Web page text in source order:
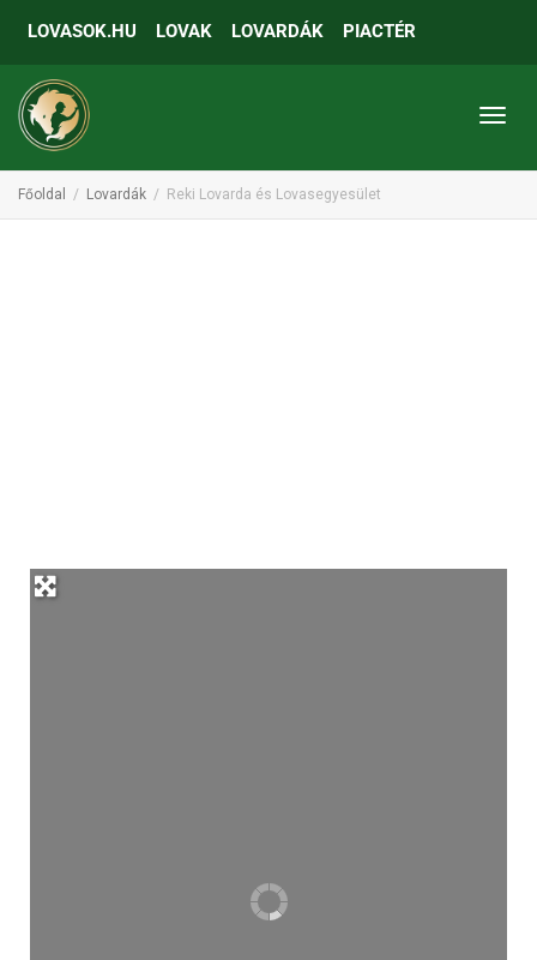
LOVASOK.HU LOVAK LOVARDÁK PIACTÉR
Főoldal Lovardák Reki Lovarda és Lovasegyesület